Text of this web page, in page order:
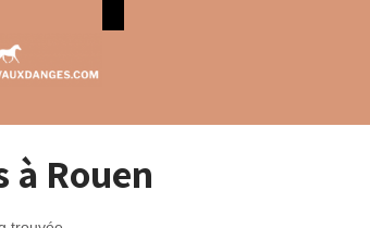
à Rouen